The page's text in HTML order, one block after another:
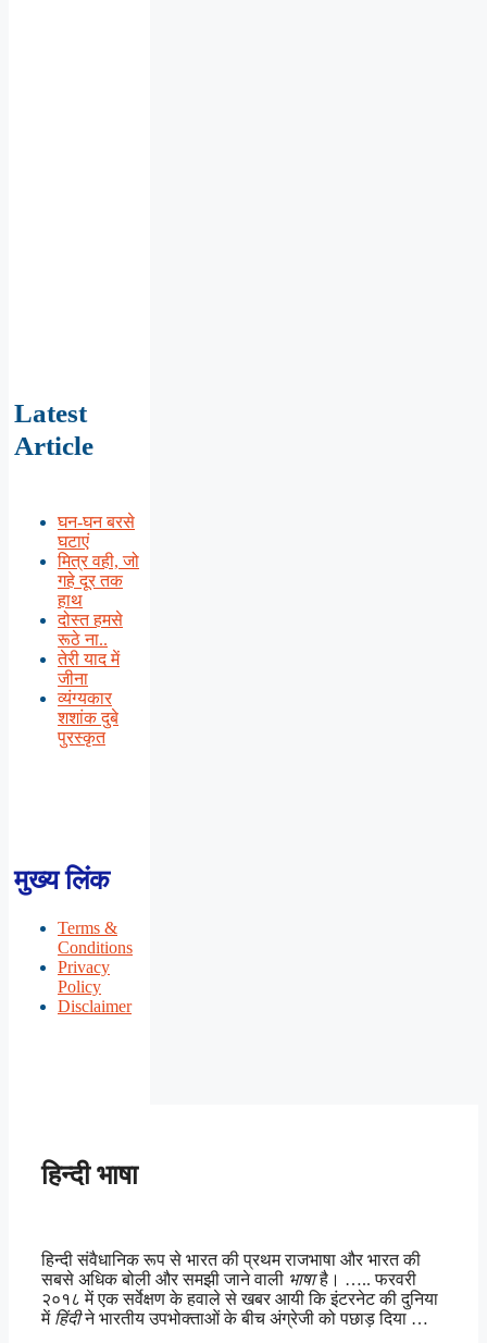
Latest
Article
घन-घन बरसे
घटाएं
मित्र वही, जो
गहे दूर तक
हाथ
दोस्त हमसे
रूठे ना..
तेरी याद में
जीना
व्यंग्यकार
शशांक दुबे
पुरस्कृत
मुख्य लिंक
Terms &
Conditions
Privacy
Policy
Disclaimer
हिन्दी भाषा
हिन्दी संवैधानिक रूप से भारत की प्रथम राजभाषा और भारत की
सबसे अधिक बोली और समझी जाने वाली भाषाहै। ….. फरवरी
२०१८ में एक सर्वेक्षण के हवाले से खबर आयी कि इंटरनेट की दुनिया
में हिंदीने भारतीय उपभोक्ताओं के बीच अंग्रेजी को पछाड़ दिया …